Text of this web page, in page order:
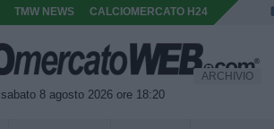
TMW NEWS CALCIOMERCATO H24
sabato 8 agosto 2026 ore 18:20
ARCHIVIO